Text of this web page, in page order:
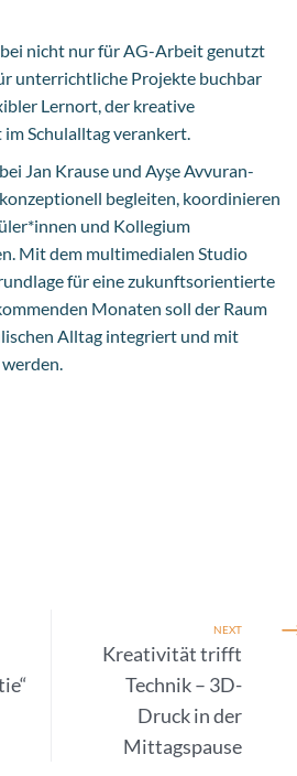
nicht nur für AG-Arbeit genutzt
unterrichtliche Projekte buchbar
Lernort, der kreative
Schulalltag verankert.
Jan Krause und Ayşe Avvuran-
begleiten, koordinieren
und Kollegium
Mit dem multimedialen Studio
für eine zukunftsorientierte
Monaten soll der Raum
Alltag integriert und mit
NEXT
Kreativität trifft
Technik – 3D-
Druck in der
Mittagspause